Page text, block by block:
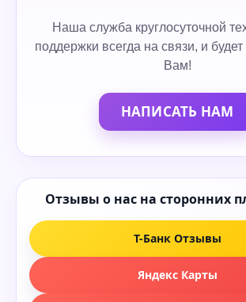
Наша служба круглосуточной
поддержки всегда на связи, и
Вам!
НАПИСАТЬ НАМ
Отзывы о нас на сторонних
Т-Банк Отзывы
Яндекс Карты